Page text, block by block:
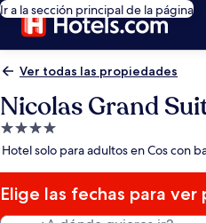
Ir a la sección principal de la página
Ver todas las propiedades
Nicolas Grand
Propiedad
de
estrellas
Hotel solo para adultos en Cos con
Elige las fechas para ver